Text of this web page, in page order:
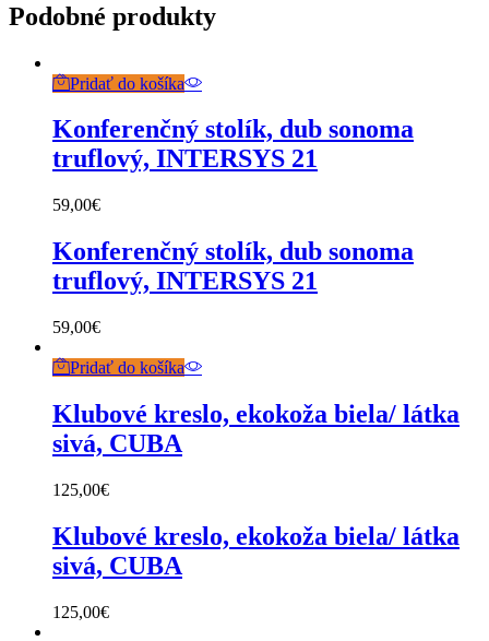
Podobné produkty
Pridať do košíka
Konferenčný stolík, dub sonoma
truflový, INTERSYS 21
59,00€
Konferenčný stolík, dub sonoma
truflový, INTERSYS 21
59,00€
Pridať do košíka
Klubové kreslo, ekokoža biela/ látka
sivá, CUBA
125,00€
Klubové kreslo, ekokoža biela/ látka
sivá, CUBA
125,00€